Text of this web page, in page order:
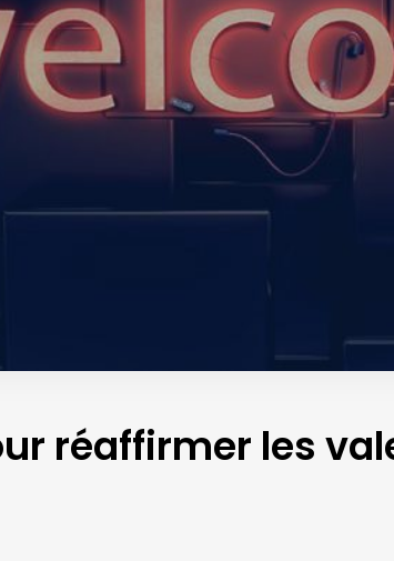
réaffirmer les